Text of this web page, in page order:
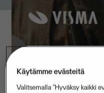
Käytämme evästeitä
Valitsemalla “Hyväksy kaikki